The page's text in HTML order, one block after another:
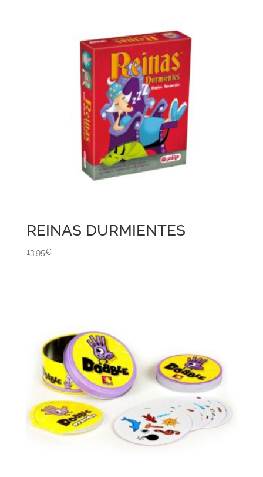
REINAS DURMIENTES
13,95€